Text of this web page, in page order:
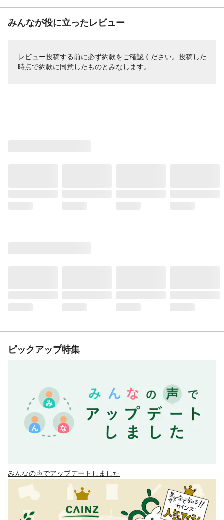
みんなが役に立ったレビュー
レビュー投稿する前に必ず約款をご確認ください。投稿した
時点で約款に同意したものとみなします。
ピックアップ特集
みんなの声でアップデートしました